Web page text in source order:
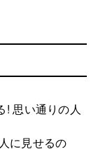
! 思い通りの人
に見せるの